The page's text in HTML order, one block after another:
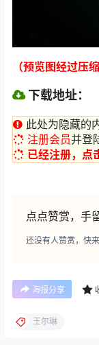
（预览图经过压
下载地址：
此处为隐藏的
注册会员并登
已经注册，点
点点赞赏，手
还没有人赞赏，快
海报分享
王尔琳